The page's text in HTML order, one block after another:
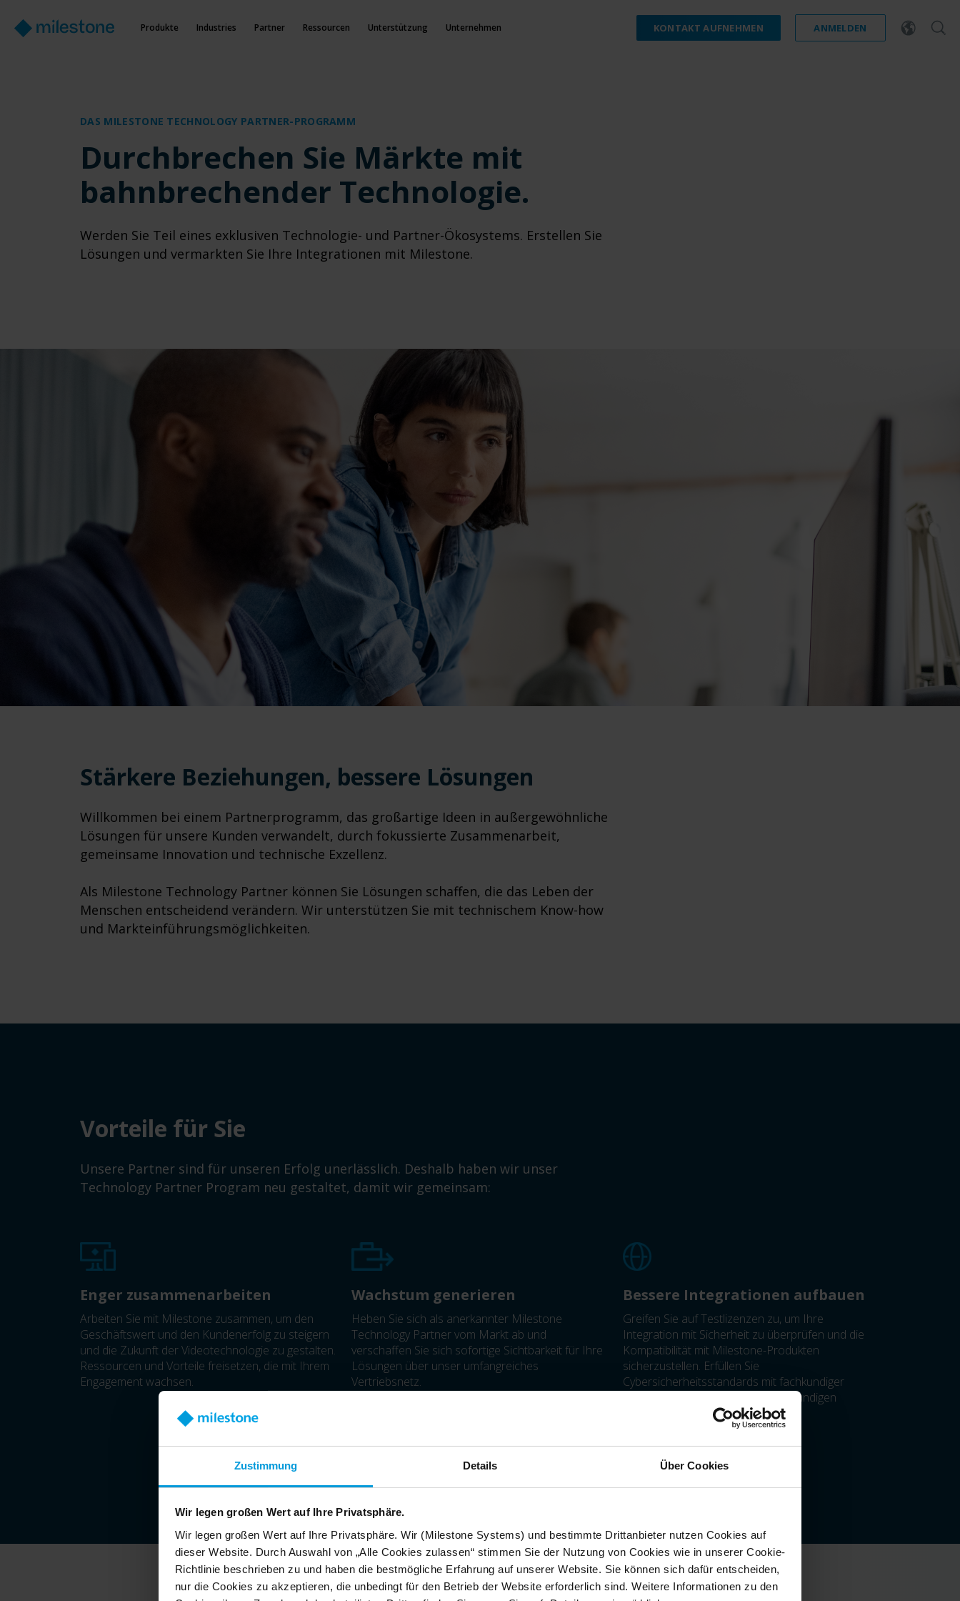
Zustimmung Details Über Cookies
Wir legen großen Wert auf Ihre Privatsphäre.
Wir legen großen Wert auf Ihre Privatsphäre. Wir (Milestone Systems) und bestimmte Drittanbieter nutzen Cookies auf
dieser Website. Durch Auswahl von „Alle Cookies zulassen“ stimmen Sie der Nutzung von Cookies wie in unserer Cookie-
Richtlinie beschrieben zu und haben die bestmögliche Erfahrung auf unserer Website. Sie können sich dafür entscheiden,
nur die Cookies zu akzeptieren, die unbedingt für den Betrieb der Website erforderlich sind. Weitere Informationen zu den
Produkte Industries Partner Ressourcen Unterstützung Unternehmen KONTAKT AUFNEHMEN ANMELDEN
DAS MILESTONE TECHNOLOGY PARTNER-PROGRAMM
Durchbrechen Sie Märkte mit
bahnbrechender Technologie.
Werden Sie Teil eines exklusiven Technologie- und Partner-Ökosystems. Erstellen Sie
Lösungen und vermarkten Sie Ihre Integrationen mit Milestone.
Stärkere Beziehungen, bessere Lösungen
Willkommen bei einem Partnerprogramm, das großartige Ideen in außergewöhnliche
Lösungen für unsere Kunden verwandelt, durch fokussierte Zusammenarbeit,
gemeinsame Innovation und technische Exzellenz.
Als Milestone Technology Partner können Sie Lösungen schaffen, die das Leben der
Menschen entscheidend verändern. Wir unterstützen Sie mit technischem Know-how
und Markteinführungsmöglichkeiten.
Vorteile für Sie
Unsere Partner sind für unseren Erfolg unerlässlich. Deshalb haben wir unser
Technology Partner Program neu gestaltet, damit wir gemeinsam:
Enger zusammenarbeiten
Arbeiten Sie mit Milestone zusammen, um den
Geschäftswert und den Kundenerfolg zu steigern
und die Zukunft der Videotechnologie zu gestalten.
Ressourcen und Vorteile freisetzen, die mit Ihrem
Engagement wachsen.
Wachstum generieren
Heben Sie sich als anerkannter Milestone
Technology Partner vom Markt ab und
verschaffen Sie sich sofortige Sichtbarkeit für Ihre
Lösungen über unser umfangreiches
Vertriebsnetz.
Bessere Integrationen aufbauen
Greifen Sie auf Testlizenzen zu, um Ihre
Integration mit Sicherheit zu überprüfen und die
Kompatibilität mit Milestone-Produkten
sicherzustellen. Erfüllen Sie
Cybersicherheitsstandards mit fachkundiger
Anleitung und greifen Sie auf fachkundigen
technischen Support weltweit zu.